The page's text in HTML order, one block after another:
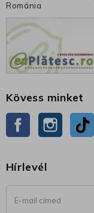
Románia
Kövess minket
Facebook
Hírlevél